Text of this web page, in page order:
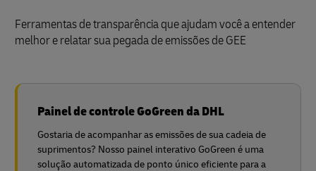
Ferramentas de transparência que ajudam você a entender
melhor e relatar sua pegada de emissões de GEE
Painel de controle GoGreen da DHL
Gostaria de acompanhar as emissões de sua cadeia de
suprimentos? Nosso painel interativo GoGreen é uma
solução automatizada de ponto único eficiente para a